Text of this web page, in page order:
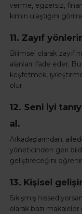
verme, egzersiz,
kimin ulaştığını
11. Zayıf
Bilimsel olarak zayıf
alanları ifade eder.
keşfetmek, iyileştirme
olur.
12. Seni iyi
al.
Arkadaşlarından,
yöneticinden geri
geliştireceğini
13. Kişisel
Sıkışmış
olarak bazı